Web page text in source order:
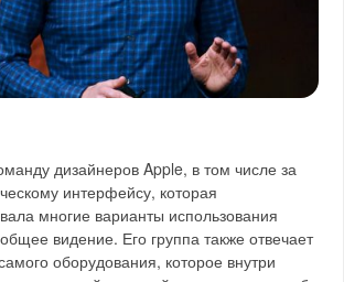
дизайнеров Apple, в том числе за
интерфейсу, которая
многие варианты использования
видение. Его группа также отвечает
оборудования, которое внутри